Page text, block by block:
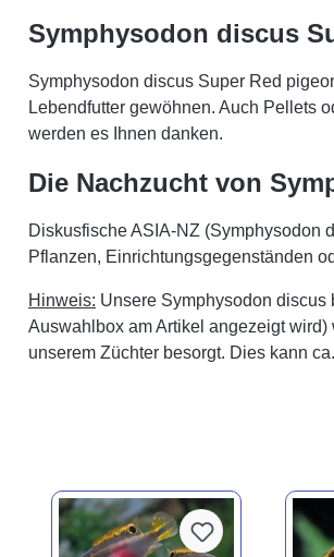
Symphysodon discus
Symphysodon discus Super Red
Lebendfutter gewöhnen. Auch Pellets
werden es Ihnen danken.
Die Nachzucht von
Diskusfische ASIA-NZ (Symphysodon
Pflanzen, Einrichtungsgegenständen
Hinweis: Unsere Symphysodon
Auswahlbox am Artikel angezeigt
unserem Züchter besorgt. Dies kann